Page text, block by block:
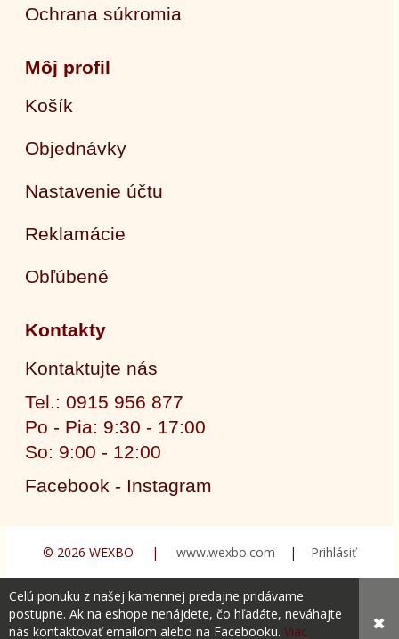
Ochrana súkromia
Môj profil
Košík
Objednávky
Nastavenie účtu
Reklamácie
Obľúbené
Kontakty
Kontaktujte nás
Tel.: 0915 956 877
Po - Pia: 9:30 - 17:00
So: 9:00 - 12:00
Facebook - Instagram
© 2026 WEXBO | www.wexbo.com | Prihlásiť
Celú ponuku z našej kamennej predajne pridávame
postupne. Ak na eshope nenájdete, čo hľadáte, neváhajte
nás kontaktovať emailom alebo na Facebooku. Viac ✖